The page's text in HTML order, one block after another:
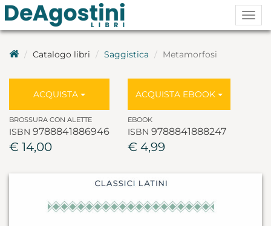
Catalogo libri Saggistica Metamorfosi
ACQUISTA
BROSSURA CON ALETTE
ISBN 9788841886946
€ 14,00
ACQUISTA EBOOK
EBOOK
ISBN 9788841888247
€ 4,99